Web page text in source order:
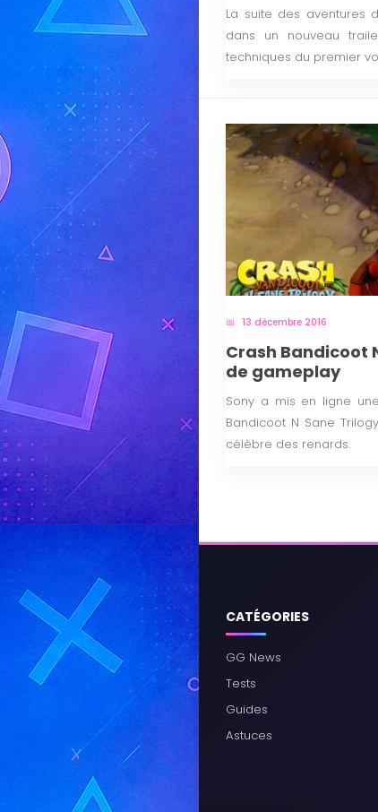
La suite des aventures
dans un nouveau
techniques du premier
13 décembre 2016
Crash Bandicoot
de gameplay
Sony a mis en ligne
Bandicoot N Sane
célèbre des renards.
CATÉGORIES
GG News
Tests
Guides
Astuces